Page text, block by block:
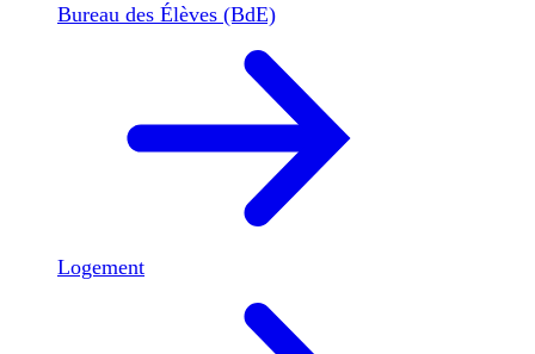
Bureau des Élèves (BdE)
Logement